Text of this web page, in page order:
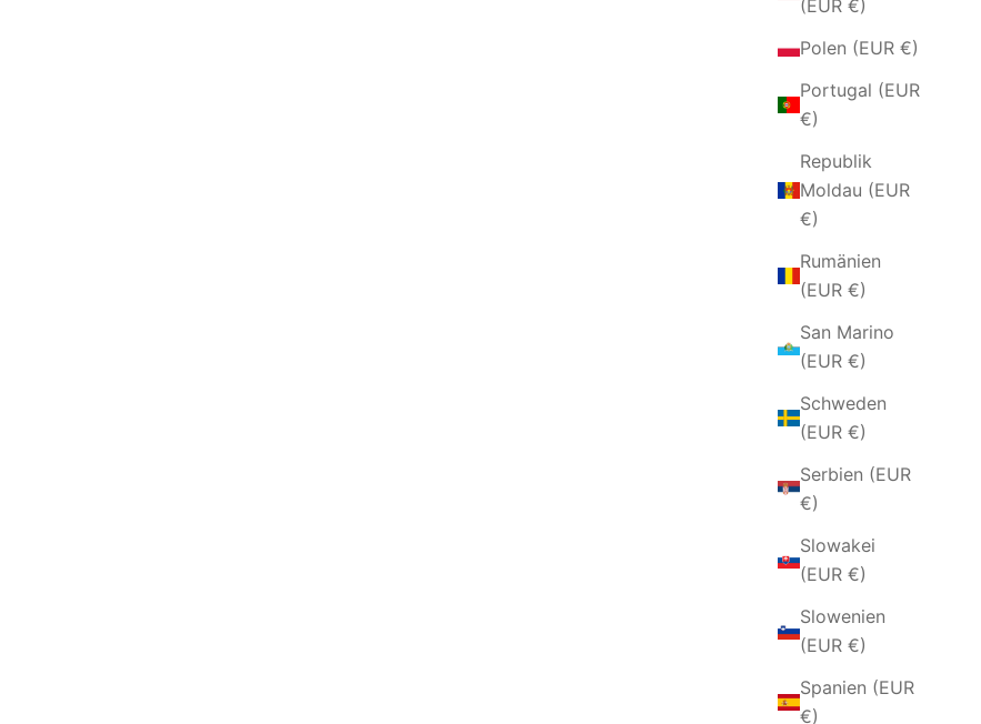
(EUR €)
Polen (EUR €)
Portugal (EUR
€)
Republik
Moldau (EUR
€)
Rumänien
(EUR €)
San Marino
(EUR €)
Schweden
(EUR €)
Serbien (EUR
€)
Slowakei
(EUR €)
Slowenien
(EUR €)
Spanien (EUR
€)
ARMBAND AUS SILBER UND
BLAUEN SAPHIR-ZIRKONEN
OHRRINGE MIT HERZANHÄNGER
ANGEBOT
€49,00 EUR